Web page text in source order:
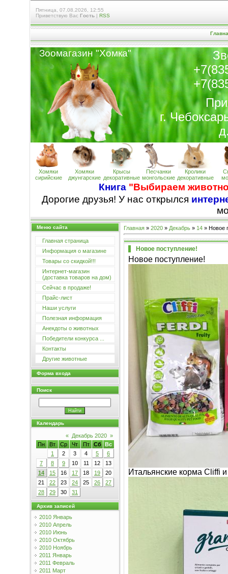
Пятница, 07.08.2026, 12:55
Приветствую Вас Гость| RSS
Зоомагазин "Хомка"
г.
Хомяки
сирийские
Хомяки
джунгарские
Крысы
декоративные
Песчанки
монгольские
Кролики
декоративные
Книга "Выбираем
Дорогие друзья! У нас открылся
Меню сайта
Главная страница
Информация о магазине
Товары со скидкой!!!
Интернет-магазин
(доставка товаров на дом)
Сейчас в продаже!
Прайс-лист
Наши услуги
Полезная информация
Анекдоты о животных
Победители конкурса ...
Контакты
Другие животные
Форма входа
Поиск
Календарь
« Декабрь 2020 »
Пн
Вт Ср Чт Пт Сб
Вс
1
2 3 4 5
6
7
8 9 10 11 12
13
14
15 16 17 18 19
20
21
22 23 24 25 26
27
28
29 30 31
Архив записей
2010 Январь
2010 Апрель
2010 Июнь
2010 Октябрь
2010 Ноябрь
2011 Январь
2011 Февраль
2011 Март
Главная» 2020 » Декабрь » 14» Новое
Новое поступление!
Новое поступление!
Итальянские корма Cliffi